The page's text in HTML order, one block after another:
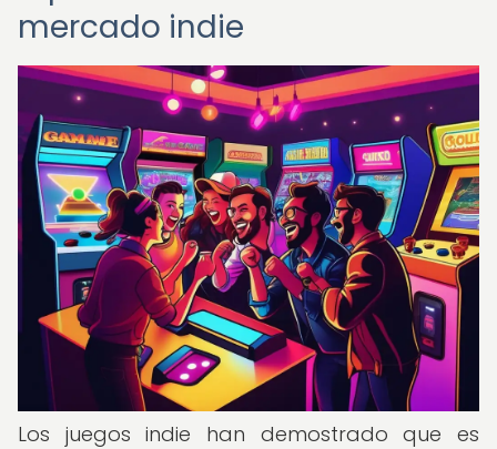
mercado indie
Los juegos indie han demostrado que es